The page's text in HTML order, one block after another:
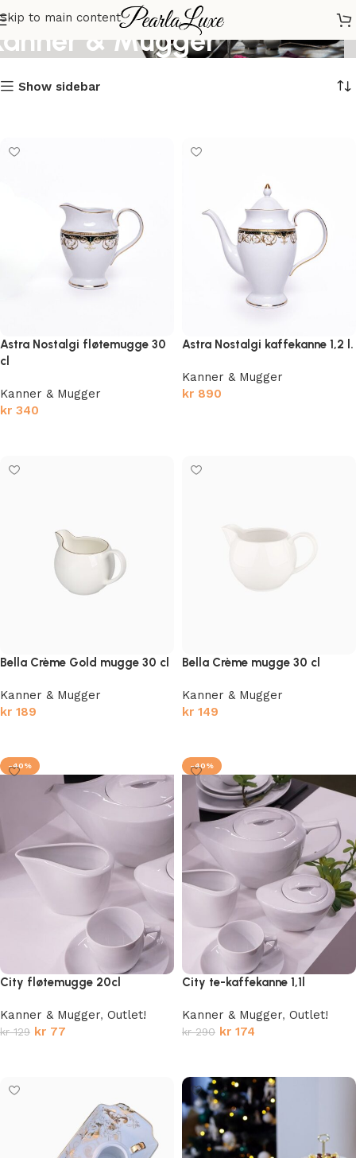
Skip to main content
& Mugger
Show sidebar
Astra Nostalgi fløtemugge 30
cl
Kanner & Mugger
kr 340
Astra Nostalgi kaffekanne 1,2 l.
Kanner & Mugger
kr 890
Bella Crème Gold mugge 30 cl
Kanner & Mugger
kr 189
Bella Crème mugge 30 cl
Kanner & Mugger
kr 149
-40%
City fløtemugge 20cl
Kanner & Mugger, Outlet!
kr129 kr 77
-40%
City te-kaffekanne 1,1l
Kanner & Mugger, Outlet!
kr290 kr 174